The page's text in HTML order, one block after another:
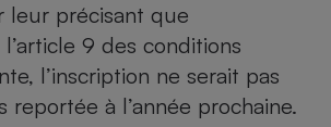
leur précisant que
9 des conditions
l’inscription ne serait pas
reportée à l’année prochaine.
Radiateur électrique